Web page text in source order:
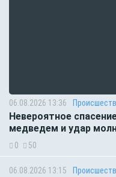
06.08.2026 13:36
Невероятное
медведем и удар
0 50
06.08.2026 13:15